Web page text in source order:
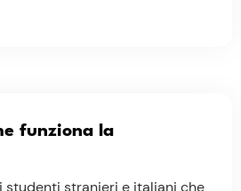
funziona la
studenti stranieri e italiani che